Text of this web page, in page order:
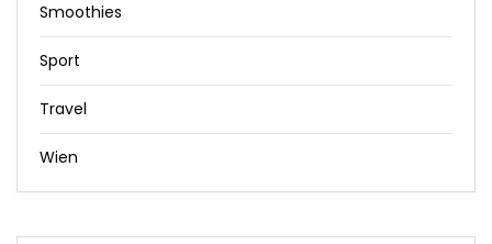
Smoothies
Sport
Travel
Wien